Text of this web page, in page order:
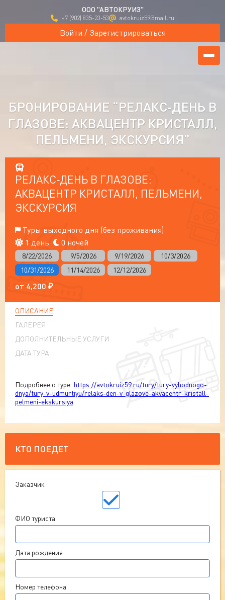
ООО "АВТОКРУИЗ"
+7 (902) 835-23-53 avtokruiz59@mail.ru
Войти / Зарегистрироваться
БРОНИРОВАНИЕ “РЕЛАКС‑ДЕНЬ В
ГЛАЗОВЕ: АКВАЦЕНТР КРИСТАЛЛ,
ПЕЛЬМЕНИ, ЭКСКУРСИЯ”
РЕЛАКС‑ДЕНЬ В ГЛАЗОВЕ:
АКВАЦЕНТР КРИСТАЛЛ, ПЕЛЬМЕНИ,
ЭКСКУРСИЯ
Туры выходного дня (без проживания)
1 день
0 ночей
8/22/2026 9/5/2026 9/19/2026
10/3/2026
10/31/2026
11/14/2026 12/12/2026
от 4,200 ₽
ОПИСАНИЕ
ГАЛЕРЕЯ
ДОПОЛНИТЕЛЬНЫЕ УСЛУГИ
ДАТА ТУРА
Подробнее о туре: https://avtokruiz59.ru/tury/tury-vyhodnogo-
dnya/tury-v-udmurtiyu/relaks‑den-v-glazove-akvacentr-kristall-
pelmeni-ekskursiya
КТО ПОЕДЕТ
Заказчик
ФИО туриста
Дата рождения
Номер телефона